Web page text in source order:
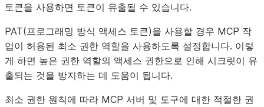
토큰을 사용하면 토큰이 유출될 수 있습니다.
PAT(프로그래밍 방식 액세스 토큰)을 사용할 경우 MCP 작
업이 허용된 최소 권한 역할을 사용하도록 설정합니다. 이렇
게 하면 높은 권한 역할의 액세스 권한으로 인해 시크릿이 유
출되는 것을 방지하는 데 도움이 됩니다.
최소 권한 원칙에 따라 MCP 서버 및 도구에 대한 적절한 권